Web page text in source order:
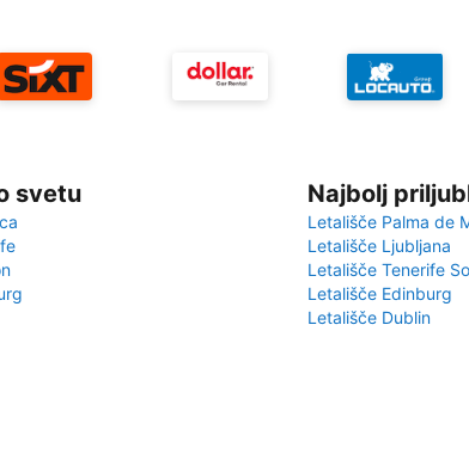
svetu Najbolj
Letališče Palma de
Letališče Ljubljana
Letališče Tenerife
Letališče Edinburg
Letališče Dublin